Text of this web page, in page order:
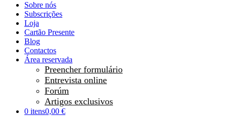
Sobre nós
Subscrições
Loja
Cartão Presente
Blog
Contactos
Área reservada
Preencher formulário
Entrevista online
Forúm
Artigos exclusivos
0 itens0,00 €